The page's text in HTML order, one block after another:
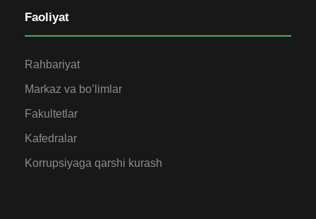
Faoliyat
Rahbariyat
Markaz va bo’limlar
Fakultetlar
Kafedralar
Korrupsiyaga qarshi kurash